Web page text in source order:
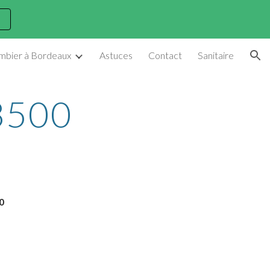
à Bordeaux Astuces Contact Sanitaire